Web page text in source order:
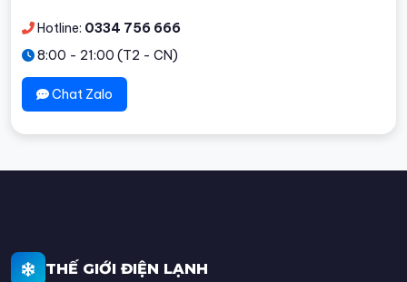
Hotline: 0334 756 666
8:00 - 21:00 (T2 - CN)
Chat Zalo
THẾ GIỚI ĐIỆN LẠNH